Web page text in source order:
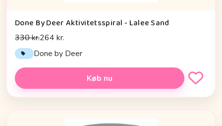
Done By Deer Aktivitetsspiral - Lalee Sand
330 kr.264 kr.
Done by Deer
Køb nu